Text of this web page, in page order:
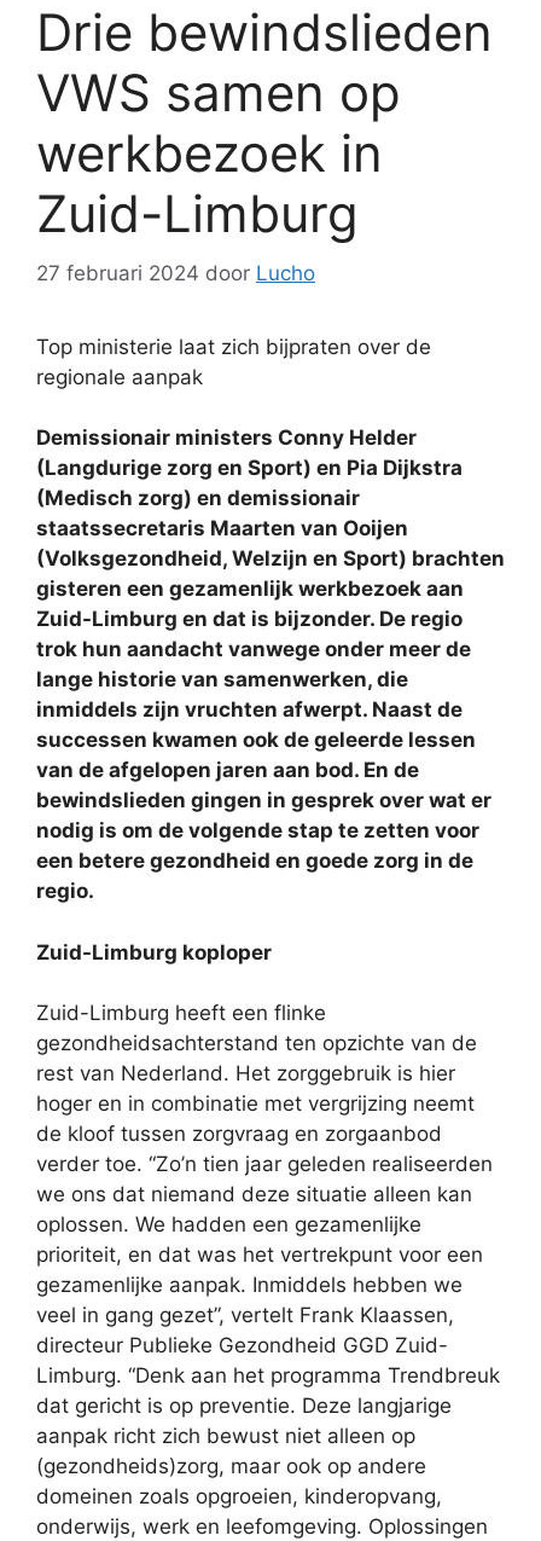
Drie bewindslieden
VWS samen op
werkbezoek in
Zuid-Limburg
27 februari 2024 door Lucho
Top ministerie laat zich bijpraten over de
regionale aanpak
Demissionair ministers Conny Helder
(Langdurige zorg en Sport) en Pia Dijkstra
(Medisch zorg) en demissionair
staatssecretaris Maarten van Ooijen
(Volksgezondheid, Welzijn en Sport) brachten
gisteren een gezamenlijk werkbezoek aan
Zuid-Limburg en dat is bijzonder. De regio
trok hun aandacht vanwege onder meer de
lange historie van samenwerken, die
inmiddels zijn vruchten afwerpt. Naast de
successen kwamen ook de geleerde lessen
van de afgelopen jaren aan bod. En de
bewindslieden gingen in gesprek over wat er
nodig is om de volgende stap te zetten voor
een betere gezondheid en goede zorg in de
regio.
Zuid-Limburg koploper
Zuid-Limburg heeft een flinke
gezondheidsachterstand ten opzichte van de
rest van Nederland. Het zorggebruik is hier
hoger en in combinatie met vergrijzing neemt
de kloof tussen zorgvraag en zorgaanbod
verder toe. “Zo’n tien jaar geleden realiseerden
we ons dat niemand deze situatie alleen kan
oplossen. We hadden een gezamenlijke
prioriteit, en dat was het vertrekpunt voor een
gezamenlijke aanpak. Inmiddels hebben we
veel in gang gezet”, vertelt Frank Klaassen,
directeur Publieke Gezondheid GGD Zuid-
Limburg. “Denk aan het programma Trendbreuk
dat gericht is op preventie. Deze langjarige
aanpak richt zich bewust niet alleen op
(gezondheids)zorg, maar ook op andere
domeinen zoals opgroeien, kinderopvang,
onderwijs, werk en leefomgeving. Oplossingen